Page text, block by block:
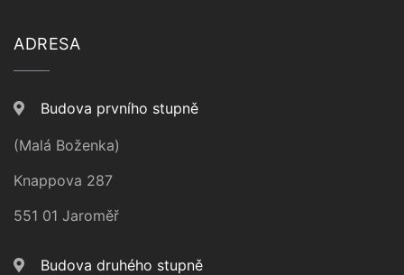
ADRESA
Budova prvního stupně
(Malá Boženka)
Knappova 287
551 01 Jaroměř
Budova druhého stupně